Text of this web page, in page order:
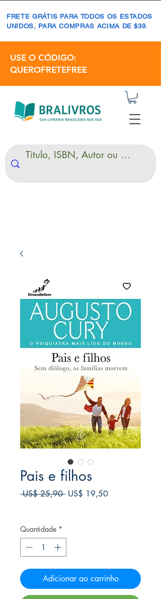
FRETE GRÁTIS PARA TODOS OS ESTADOS
UNIDOS, PARA COMPRAS ACIMA DE $39.
USE O CÓDIGO:
QUEROFRETEFREE
Pais e filhos
US$ 25,90 Preço
US$ 19,50Preço
Quantidade *
Adicionar ao carrinho